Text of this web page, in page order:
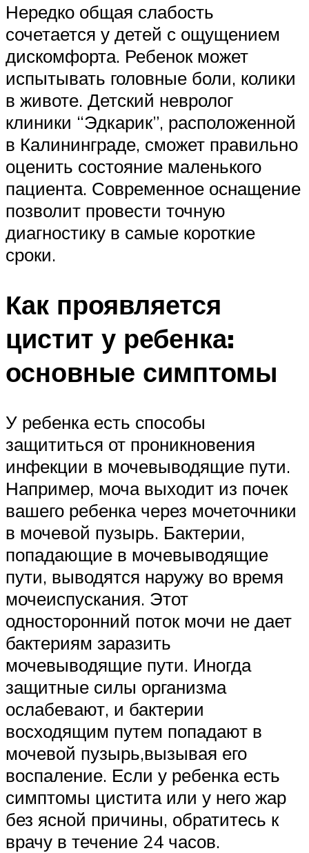
Нередко общая слабость
сочетается у детей с ощущением
дискомфорта. Ребенок может
испытывать головные боли, колики
в животе. Детский невролог
клиники “Эдкарик”, расположенной
в Калининграде, сможет правильно
оценить состояние маленького
пациента. Современное оснащение
позволит провести точную
диагностику в самые короткие
сроки.
Как проявляется
цистит у ребенка:
основные симптомы
У ребенка есть способы
защититься от проникновения
инфекции в мочевыводящие пути.
Например, моча выходит из почек
вашего ребенка через мочеточники
в мочевой пузырь. Бактерии,
попадающие в мочевыводящие
пути, выводятся наружу во время
мочеиспускания. Этот
односторонний поток мочи не дает
бактериям заразить
мочевыводящие пути. Иногда
защитные силы организма
ослабевают, и бактерии
восходящим путем попадают в
мочевой пузырь,вызывая его
воспаление. Если у ребенка есть
симптомы цистита или у него жар
без ясной причины, обратитесь к
врачу в течение 24 часов.